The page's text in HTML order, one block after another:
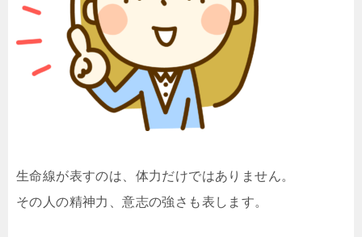
生命線が表すのは、体力だけではありません。
その人の精神力、意志の強さも表します。